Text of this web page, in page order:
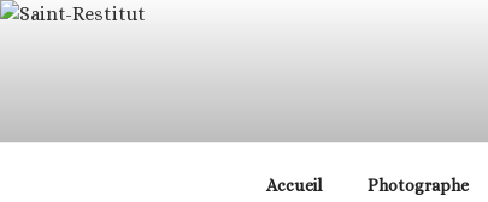
principal
Aller
Accueil Photographe